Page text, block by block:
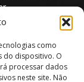
como
do dispositivo. O
processar dados
neste site. Não